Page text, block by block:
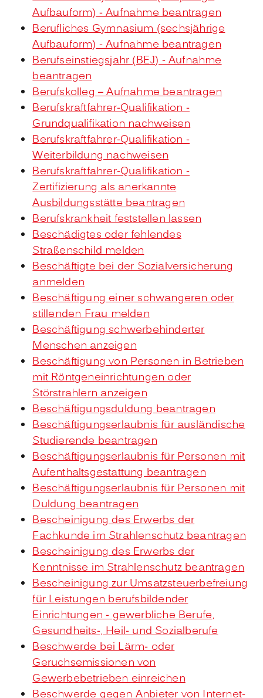
Aufbauform) - Aufnahme beantragen
Berufliches Gymnasium (sechsjährige
Aufbauform) - Aufnahme beantragen
Berufseinstiegsjahr (BEJ) - Aufnahme
beantragen
Berufskolleg – Aufnahme beantragen
Berufskraftfahrer-Qualifikation -
Grundqualifikation nachweisen
Berufskraftfahrer-Qualifikation -
Weiterbildung nachweisen
Berufskraftfahrer-Qualifikation -
Zertifizierung als anerkannte
Ausbildungsstätte beantragen
Berufskrankheit feststellen lassen
Beschädigtes oder fehlendes
Straßenschild melden
Beschäftigte bei der Sozialversicherung
anmelden
Beschäftigung einer schwangeren oder
stillenden Frau melden
Beschäftigung schwerbehinderter
Menschen anzeigen
Beschäftigung von Personen in Betrieben
mit Röntgeneinrichtungen oder
Störstrahlern anzeigen
Beschäftigungsduldung beantragen
Beschäftigungserlaubnis für ausländische
Studierende beantragen
Beschäftigungserlaubnis für Personen mit
Aufenthaltsgestattung beantragen
Beschäftigungserlaubnis für Personen mit
Duldung beantragen
Bescheinigung des Erwerbs der
Fachkunde im Strahlenschutz beantragen
Bescheinigung des Erwerbs der
Kenntnisse im Strahlenschutz beantragen
Bescheinigung zur Umsatzsteuerbefreiung
für Leistungen berufsbildender
Einrichtungen - gewerbliche Berufe,
Gesundheits-, Heil- und Sozialberufe
Beschwerde bei Lärm- oder
Geruchsemissionen von
Gewerbebetrieben einreichen
Beschwerde gegen Anbieter von Internet-